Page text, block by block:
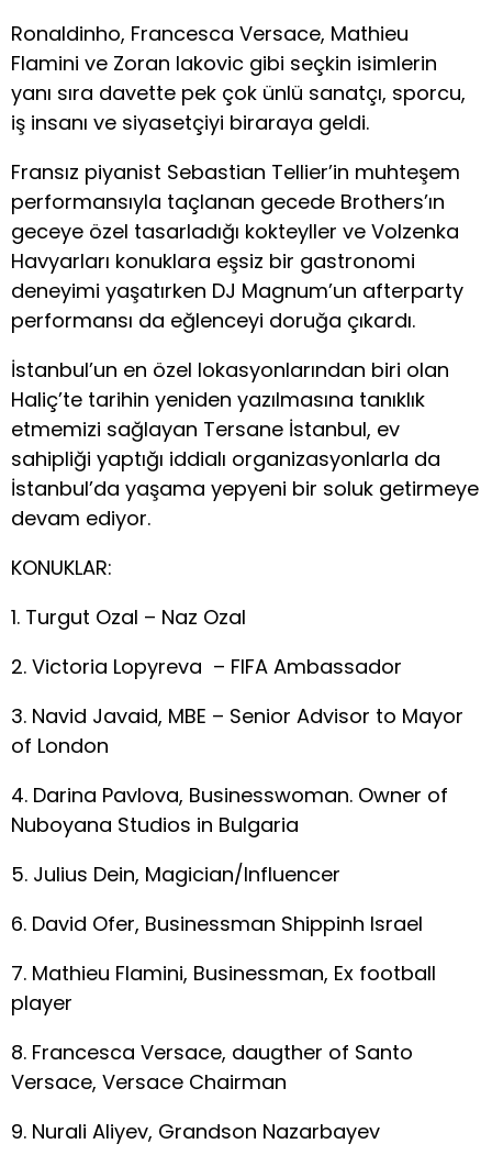
Ronaldinho, Francesca Versace, Mathieu
Flamini ve Zoran Iakovic gibi seçkin isimlerin
yanı sıra davette pek çok ünlü sanatçı, sporcu,
iş insanı ve siyasetçiyi biraraya geldi.
Fransız piyanist Sebastian Tellier’in muhteşem
performansıyla taçlanan gecede Brothers’ın
geceye özel tasarladığı kokteyller ve Volzenka
Havyarları konuklara eşsiz bir gastronomi
deneyimi yaşatırken DJ Magnum’un afterparty
performansı da eğlenceyi doruğa çıkardı.
İstanbul’un en özel lokasyonlarından biri olan
Haliç’te tarihin yeniden yazılmasına tanıklık
etmemizi sağlayan Tersane İstanbul, ev
sahipliği yaptığı iddialı organizasyonlarla da
İstanbul’da yaşama yepyeni bir soluk getirmeye
devam ediyor.
KONUKLAR:
1. Turgut Ozal – Naz Ozal
2. Victoria Lopyreva – FIFA Ambassador
3. Navid Javaid, MBE – Senior Advisor to Mayor
of London
4. Darina Pavlova, Businesswoman. Owner of
Nuboyana Studios in Bulgaria
5. Julius Dein, Magician/Influencer
6. David Ofer, Businessman Shippinh Israel
7. Mathieu Flamini, Businessman, Ex football
player
8. Francesca Versace, daugther of Santo
Versace, Versace Chairman
9. Nurali Aliyev, Grandson Nazarbayev